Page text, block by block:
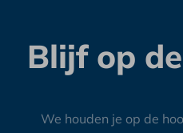
Blijf op de
We houden je op de